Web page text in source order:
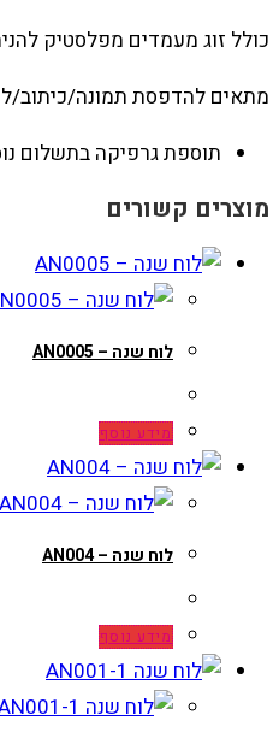
כולל זוג מעמדים מפלסטיק
מתאים להדפסת תמונה/כיתוב/
תוספת גרפיקה בתשלום
מוצרים קשורים
לוח שנה – AN0005
מידע נוסף
לוח שנה – AN004
מידע נוסף